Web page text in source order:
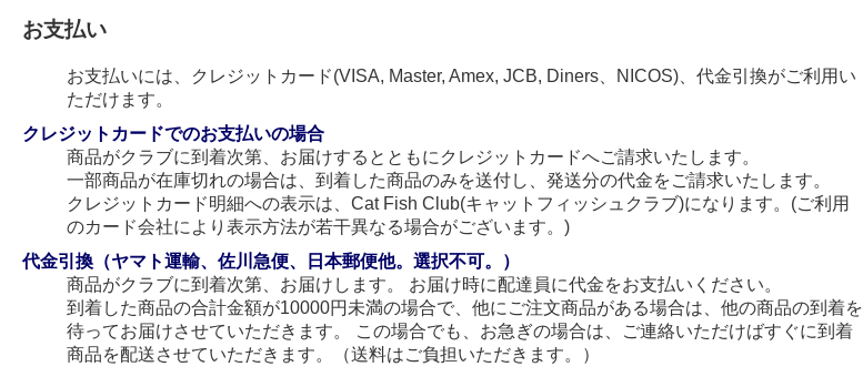
お支払い
お支払いには、クレジットカード(VISA, Master, Amex, JCB, Diners、NICOS)、代金引換がご利用い
ただけます。
クレジットカードでのお支払いの場合
商品がクラブに到着次第、お届けするとともにクレジットカードへご請求いたします。
一部商品が在庫切れの場合は、到着した商品のみを送付し、発送分の代金をご請求いたします。
クレジットカード明細への表示は、Cat Fish Club(キャットフィッシュクラブ)になります。(ご利用
のカード会社により表示方法が若干異なる場合がございます。)
代金引換（ヤマト運輸、佐川急便、日本郵便他。選択不可。）
商品がクラブに到着次第、お届けします。 お届け時に配達員に代金をお支払いください。
到着した商品の合計金額が10000円未満の場合で、他にご注文商品がある場合は、他の商品の到着を
待ってお届けさせていただきます。 この場合でも、お急ぎの場合は、ご連絡いただけばすぐに到着
商品を配送させていただきます。（送料はご負担いただきます。）